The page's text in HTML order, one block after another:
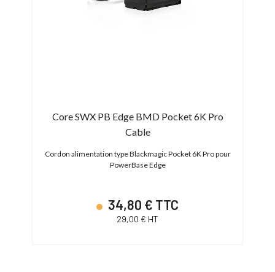
Core SWX PB Edge BMD Pocket 6K Pro
Cable
Cordon alimentation type Blackmagic Pocket 6K Pro pour
PowerBase Edge
34,80 € TTC
29,00 € HT